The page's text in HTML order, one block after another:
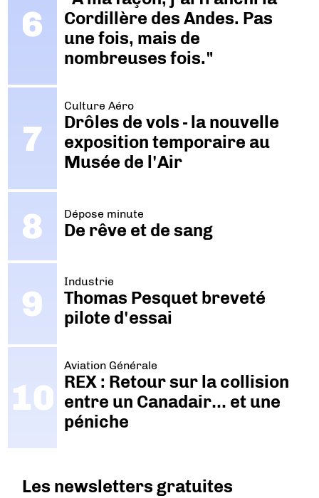
Cordillère des Andes. Pas
une fois, mais de
nombreuses fois."
Culture Aéro
Drôles de vols - la nouvelle
exposition temporaire au
Musée de l'Air
Dépose minute
De rêve et de sang
Industrie
Thomas Pesquet breveté
pilote d'essai
Aviation Générale
REX : Retour sur la collision
entre un Canadair… et une
péniche
Les newsletters gratuites